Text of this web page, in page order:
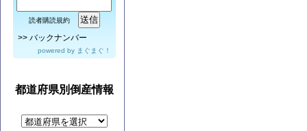
読者購読規約
>> バックナンバー
powered by まぐまぐ！
都道府県別倒産情報